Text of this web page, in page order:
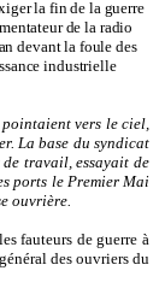
la fin de la guerre
de la radio
devant la foule des
industrielle
pointaient vers le ciel,
La base du syndicat
travail, essayait de
ports le Premier Mai
ouvrière.
fauteurs de guerre à
des ouvriers du